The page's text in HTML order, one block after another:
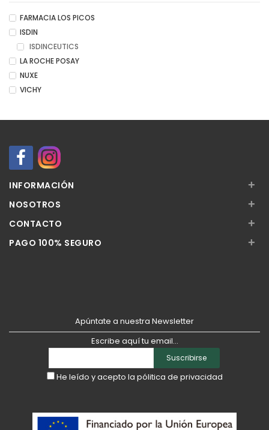
FARMACIA LOS PICOS
ISDIN
ISDINCEUTICS
LA ROCHE POSAY
NUXE
VICHY
INFORMACIÓN +
NOSOTROS +
CONTACTO +
PAGO 100% SEGURO +
Apúntate a nuestra Newsletter
Escribe aquí tu email...
Suscribirse
He leído y acepto la pólitica de privacidad